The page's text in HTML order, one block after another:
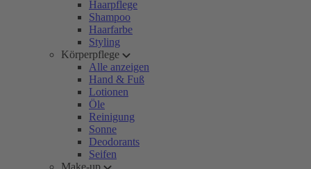
Haarpflege
Shampoo
Haarfarbe
Styling
Körperpflege
Alle anzeigen
Hand & Fuß
Lotionen
Öle
Reinigung
Sonne
Deodorants
Seifen
Make-up